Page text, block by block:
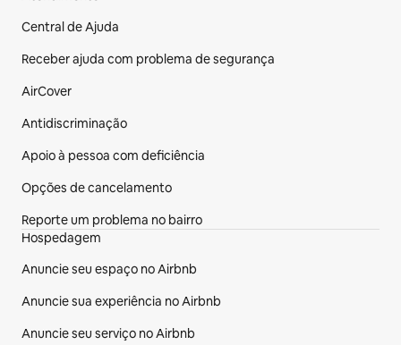
Central de Ajuda
Receber ajuda com problema de segurança
AirCover
Antidiscriminação
Apoio à pessoa com deficiência
Opções de cancelamento
Reporte um problema no bairro
Hospedagem
Anuncie seu espaço no Airbnb
Anuncie sua experiência no Airbnb
Anuncie seu serviço no Airbnb